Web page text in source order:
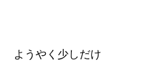
ようやく少しだけ